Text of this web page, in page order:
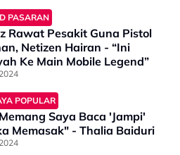
PASARAN
Rawat Pesakit Guna Pistol
Netizen Hairan - “Ini
Ke Main Mobile Legend”
POPULAR
Saya Baca 'Jampi'
Memasak" - Thalia Baiduri